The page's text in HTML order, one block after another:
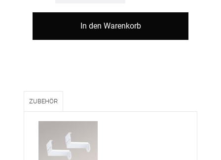
In den Warenkorb
ZUBEHÖR